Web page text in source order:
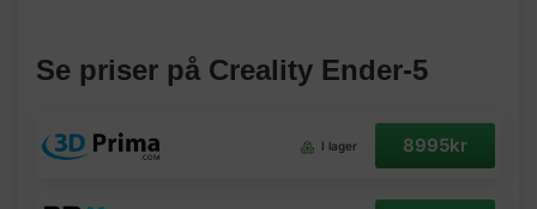
Se priser på Creality Ender-5
I lager 8995kr